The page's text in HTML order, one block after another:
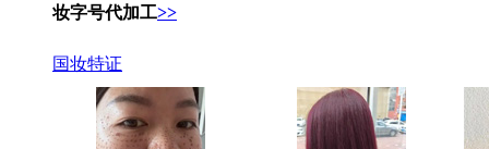
妆字号代加工>>
国妆特证